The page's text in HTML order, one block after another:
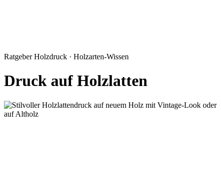
Ratgeber Holzdruck · Holzarten-Wissen
Druck auf Holzlatten